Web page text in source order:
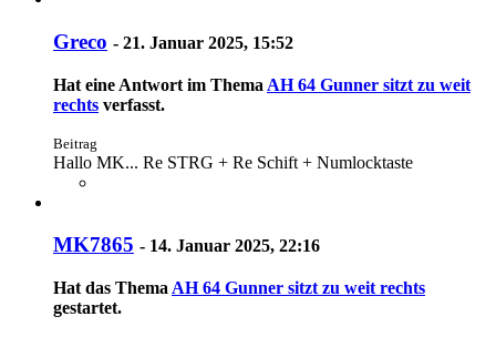
Greco - 21. Januar 2025, 15:52
Hat eine Antwort im Thema AH 64 Gunner sitzt zu weit
rechts verfasst.
Beitrag
Hallo MK... Re STRG + Re Schift + Numlocktaste
MK7865 - 14. Januar 2025, 22:16
Hat das Thema AH 64 Gunner sitzt zu weit rechts
gestartet.